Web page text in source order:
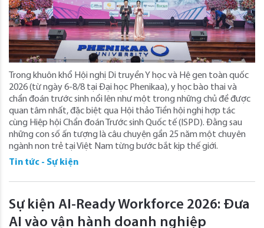
Trong khuôn khổ Hội nghị Di truyền Y học và Hệ gen toàn quốc
2026 (từ ngày 6-8/8 tại Đại học Phenikaa), y học bào thai và
chẩn đoán trước sinh nổi lên như một trong những chủ đề được
quan tâm nhất, đặc biệt qua Hội thảo Tiền hội nghị hợp tác
cùng Hiệp hội Chẩn đoán Trước sinh Quốc tế (ISPD). Đằng sau
những con số ấn tượng là câu chuyện gần 25 năm một chuyên
ngành non trẻ tại Việt Nam từng bước bắt kịp thế giới.
Tin tức - Sự kiện
Sự kiện AI-Ready Workforce 2026: Đưa
AI vào vận hành doanh nghiệp